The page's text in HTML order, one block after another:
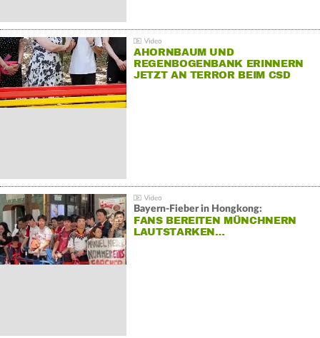
AHORNBAUM UND
REGENBOGENBANK ERINNERN
JETZT AN TERROR BEIM CSD
Bayern-Fieber in Hongkong:
FANS BEREITEN MÜNCHNERN
LAUTSTARKEN…